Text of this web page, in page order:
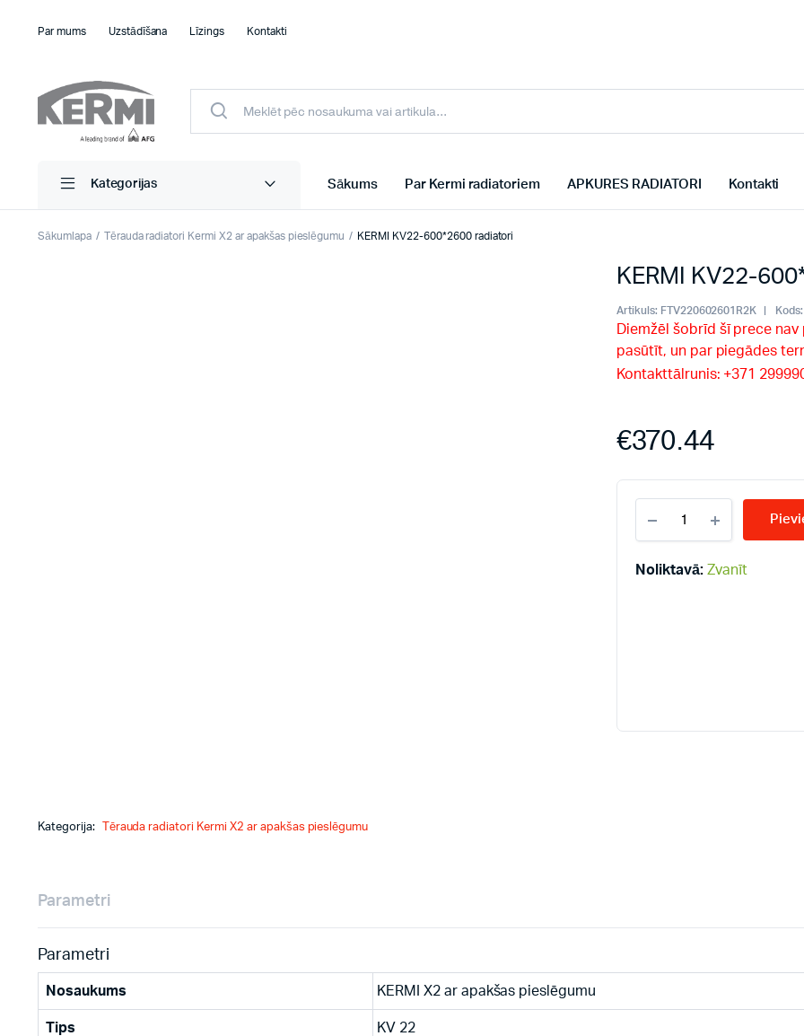
Par mums Uzstādīšana Līzings Kontakti
Kategorijas Sākums Par Kermi radiatoriem APKURES RADIATORI Kontakti
Sākumlapa Tērauda radiatori Kermi X2 ar apakšas pieslēgumu KERMI KV22-600*2600 radiatori
KERMI KV22-
Artikuls: FTV220602601R2K Kods:
Diemžēl šobrīd šī prece
pasūtīt, un par piegādes
Kontakttālrunis: +371
€370.44
KV22-
600*2600
quantity
Noliktavā: Zvanīt
Kategorija: Tērauda radiatori Kermi X2 ar apakšas pieslēgumu
Parametri
Parametri
Nosaukums KERMI X2 ar apakšas pieslēgumu
Tips KV 22